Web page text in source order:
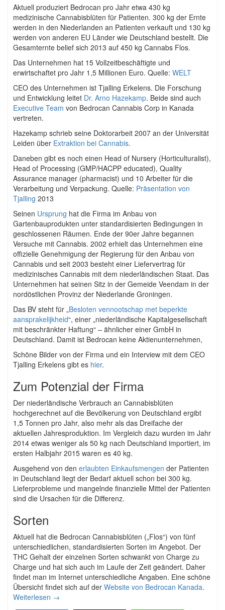
Aktuell produziert Bedrocan pro Jahr etwa 430 kg
medizinische Cannabisblüten für Patienten. 300 kg der Ernte
werden in den Niederlanden an Patienten verkauft und 130 kg
werden von anderen EU Länder wie Deutschland bestellt. Die
Gesamternte belief sich 2013 auf 450 kg Cannabs Flos.
Das Unternehmen hat 15 Vollzeitbeschäftigte und
erwirtschaftet pro Jahr 1,5 Millionen Euro. Quelle: WELT
CEO des Unternehmen ist Tjalling Erkelens. Die Forschung
und Entwicklung leitet Dr. Arno Hazekamp. Beide sind auch
Executive Team von Bedrocan Cannabis Corp in Kanada
vertreten.
Hazekamp schrieb seine Doktorarbeit 2007 an der Universität
Leiden über Extraktion bei Cannabis.
Daneben gibt es noch einen Head of Nursery (Horticulturalist),
Head of Processing (GMP/HACPP educated), Quality
Assurance manager (pharmacist) und 10 Arbeiter für die
Verarbeitung und Verpackung. Quelle: Präsentation von
Tjalling 2013
Seinen Ursprung hat die Firma im Anbau von
Gartenbauprodukten unter standardisierten Bedingungen in
geschlossenen Räumen. Ende der 90er Jahre begannen
Versuche mit Cannabis. 2002 erhielt das Unternehmen eine
offizielle Genehmigung der Regierung für den Anbau von
Cannabis und seit 2003 besteht einer Liefervertrag für
medizinisches Cannabis mit dem niederländischen Staat. Das
Unternehmen hat seinen Sitz in der Gemeide Veendam in der
nordöstlichen Provinz der Niederlande Groningen.
Das BV steht für „Besloten vennootschap met beperkte
aansprakelijkheid“, einer „niederländische Kapitalgesellschaft
mit beschränkter Haftung“ – ähnlicher einer GmbH in
Deutschland. Damit ist Bedrocan keine Aktienunternehmen,
Schöne Bilder von der Firma und ein Interview mit dem CEO
Tjalling Erkelens gibt es hier.
Zum Potenzial der Firma
Der niederländische Verbrauch an Cannabisblüten
hochgerechnet auf die Bevölkerung von Deutschland ergibt
1,5 Tonnen pro Jahr, also mehr als das Dreifache der
aktuellen Jahresproduktion. Im Vergleich dazu wurden im Jahr
2014 etwas weniger als 50 kg nach Deutschland importiert, im
ersten Halbjahr 2015 waren es 40 kg.
Ausgehend von den erlaubten Einkaufsmengen der Patienten
in Deutschland liegt der Bedarf aktuell schon bei 300 kg.
Lieferprobleme und mangelnde finanzielle Mittel der Patienten
sind die Ursachen für die Differenz.
Sorten
Aktuell hat die Bedrocan Cannabisblüten („Flos“) von fünf
unterschiedlichen, standardisierten Sorten im Angebot. Der
THC Gehalt der einzelnen Sorten schwankt von Charge zu
Charge und hat sich auch im Laufe der Zeit geändert. Daher
findet man im Internet unterschiedliche Angaben. Eine schöne
Übersicht findet sich auf der Website von Bedrocan Kanada.
Weiterlesen →